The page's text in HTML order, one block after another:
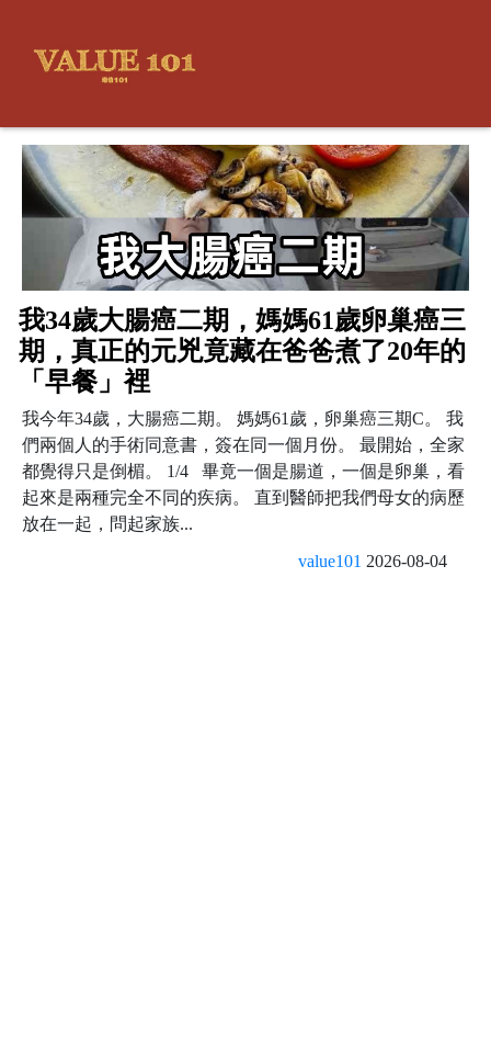
我34歲大腸癌二期，媽媽61歲卵巢癌三
期，真正的元兇竟藏在爸爸煮了20年的
「早餐」裡
我今年34歲，大腸癌二期。 媽媽61歲，卵巢癌三期C。 我
們兩個人的手術同意書，簽在同一個月份。 最開始，全家
都覺得只是倒楣。 1/4 畢竟一個是腸道，一個是卵巢，看
起來是兩種完全不同的疾病。 直到醫師把我們母女的病歷
放在一起，問起家族...
value101 2026-08-04